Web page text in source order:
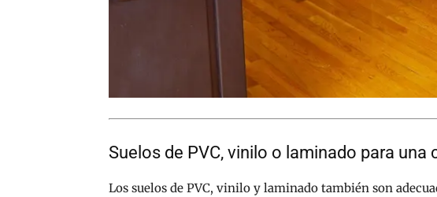
Suelos de PVC, vinilo o laminado para una
Los suelos de PVC, vinilo y laminado también son